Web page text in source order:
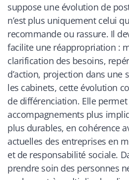
suppose une évolution de
n’est plus uniquement celui
recommande ou rassure. Il
facilite une réappropriation :
clarification des besoins,
d’action, projection dans une
les cabinets, cette évolution
de différenciation. Elle
accompagnements plus
plus durables, en cohérence
actuelles des entreprises en
et de responsabilité sociale.
prendre soin des personnes